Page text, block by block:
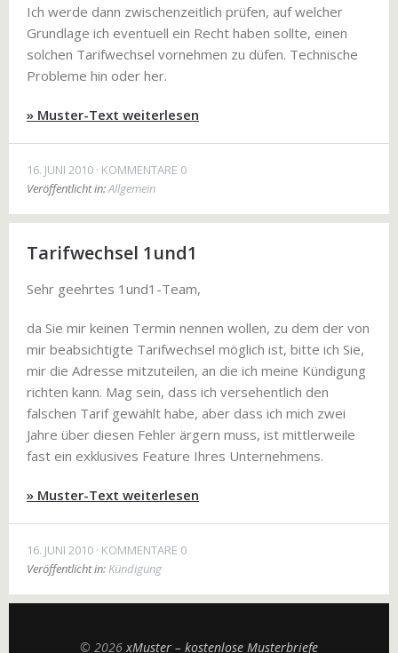
Ich werde dann zwischenzeitlich prüfen, auf welcher
Grundlage ich eventuell ein Recht haben sollte, einen
solchen Tarifwechsel vornehmen zu düfen. Technische
Probleme hin oder her.
» Muster-Text weiterlesen
16. JUNI 2010 KOMMENTARE 0
Veröffentlicht in:Allgemein
Tarifwechsel 1und1
Sehr geehrtes 1und1-Team,
da Sie mir keinen Termin nennen wollen, zu dem der von
mir beabsichtigte Tarifwechsel möglich ist, bitte ich Sie,
mir die Adresse mitzuteilen, an die ich meine Kündigung
richten kann. Mag sein, dass ich versehentlich den
falschen Tarif gewählt habe, aber dass ich mich zwei
Jahre über diesen Fehler ärgern muss, ist mittlerweile
fast ein exklusives Feature Ihres Unternehmens.
» Muster-Text weiterlesen
16. JUNI 2010 KOMMENTARE 0
Veröffentlicht in:Kündigung
© 2026xMuster – kostenlose Musterbriefe